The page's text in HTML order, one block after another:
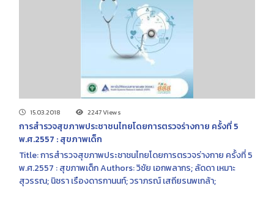
15.03.2018 2247 Views
การสำรวจสุขภาพประชาชนไทยโดยการตรวจร่างกาย ครั้งที่ 5
พ.ศ.2557 : สุขภาพเด็ก
Title: การสำรวจสุขภาพประชาชนไทยโดยการตรวจร่างกาย ครั้งที่ 5
พ.ศ.2557 : สุขภาพเด็ก Authors: วิชัย เอกพลากร; ลัดดา เหมาะ
สุวรรณ; นิชรา เรืองดารกานนท์; วราภรณ์ เสถียรนพเกล้า;